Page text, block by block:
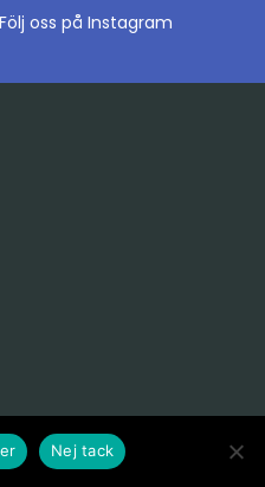
Följ oss på Instagram
Nej tack